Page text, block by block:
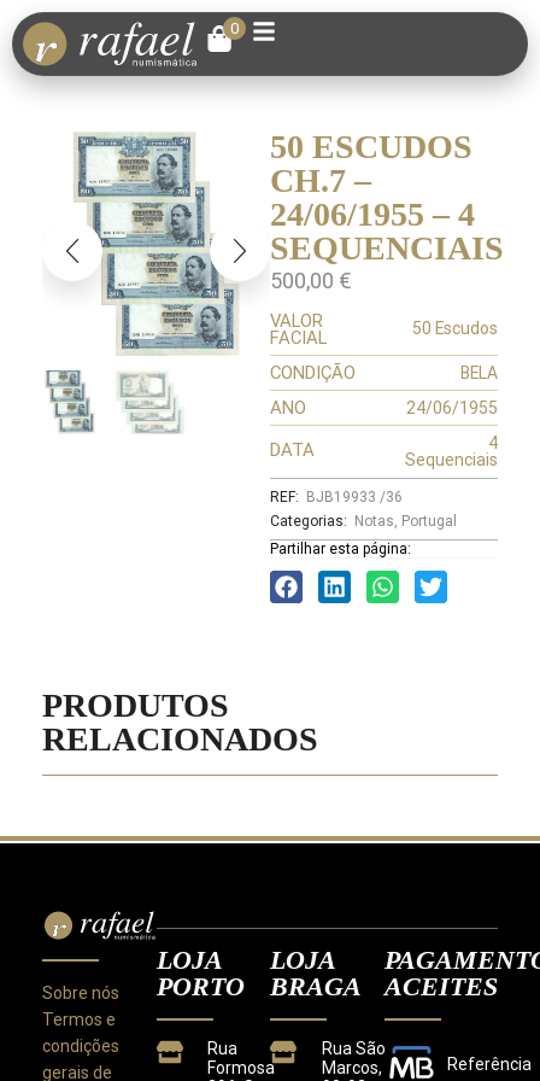
0
50 ESCUDOS
CH.7 –
24/06/1955 – 4
SEQUENCIAIS
500,00 €
VALOR
FACIAL 50 Escudos
CONDIÇÃO BELA
ANO 24/06/1955
DATA
4
Sequenciais
REF:
BJB19933 /36
Categorias:
Notas, Portugal
Partilhar esta página:
PRODUTOS
RELACIONADOS
Sobre nós
Termos e
condições
gerais de
LOJA
PORTO
Rua
Formosa
LOJA
BRAGA
Rua São
Marcos,
ACEITES
Referência